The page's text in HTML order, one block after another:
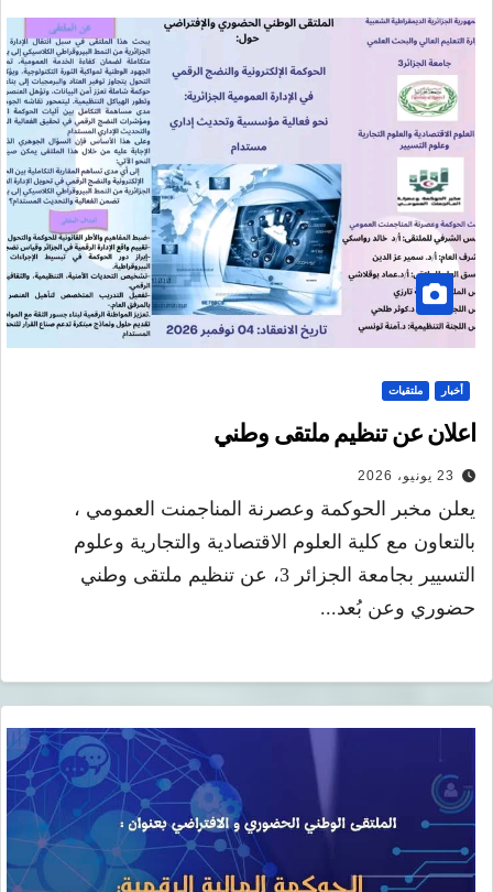
أخبار ملتقيات
اعلان عن تنظيم ملتقى وطني
23 يونيو، 2026
يعلن مخبر الحوكمة وعصرنة المناجمنت العمومي ،
بالتعاون مع كلية العلوم الاقتصادية والتجارية وعلوم
التسيير بجامعة الجزائر 3، عن تنظيم ملتقى وطني
حضوري وعن بُعد...